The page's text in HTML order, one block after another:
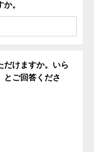
。
だけますか。いら
とご回答くださ